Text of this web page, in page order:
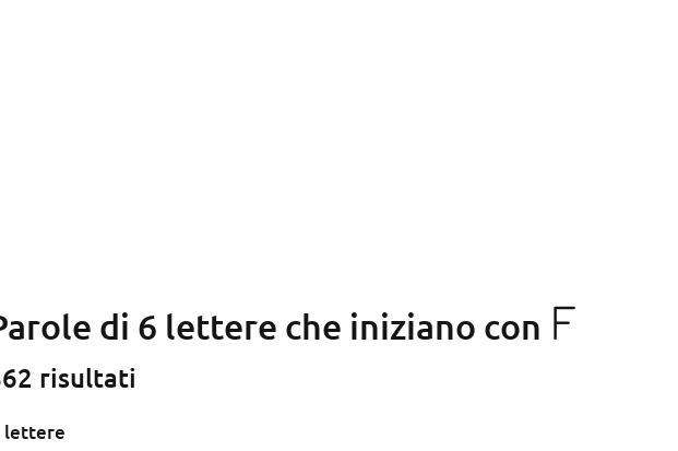
di 6 lettere che iniziano con F
risultati
lettere